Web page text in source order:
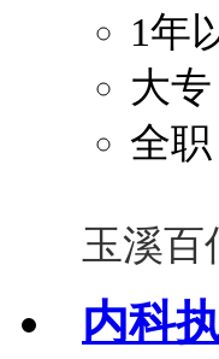
1年
大专
全职
玉溪百
内科